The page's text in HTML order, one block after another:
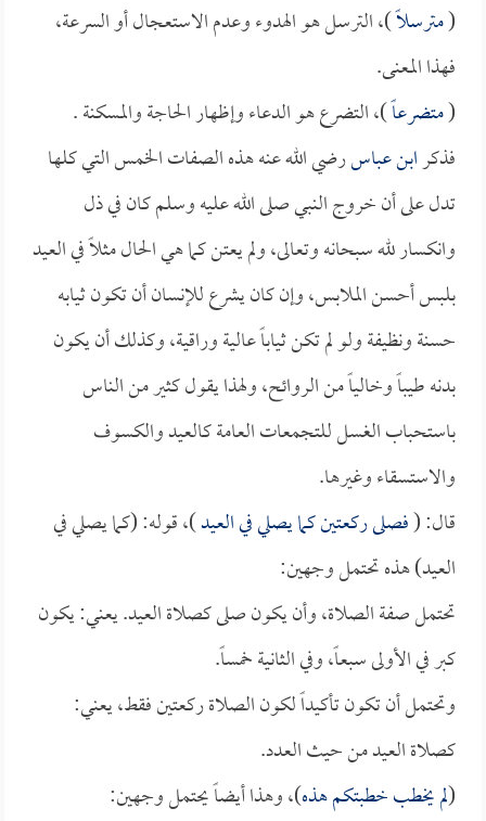
(مترسلاً)، الترسل هو الهدوء وعدم الاستعجال أو السرعة،
فهذا المعنى.
(متضرعاً)، التضرع هو الدعاء وإظهار الحاجة والمسكنة .
فذكرابن عباسرضي الله عنه هذه الصفات الخمس التي كلها
تدل على أن خروج النبي صلى الله عليه وسلم كان في ذل
وانكسار لله سبحانه وتعالى، ولم يعتن كما هي الحال مثلاً في العيد
بلبس أحسن الملابس، وإن كان يشرع للإنسان أن تكون ثيابه
حسنة ونظيفة ولو لم تكن ثياباً عالية وراقية، وكذلك أن يكون
بدنه طيباً وخالياً من الروائح، ولهذا يقول كثير من الناس
باستحباب الغسل للتجمعات العامة كالعيد والكسوف
والاستسقاء وغيرها.
قال: (فصلى ركعتين كما يصلي في العيد)، قوله: (كما يصلي في
العيد) هذه تحتمل وجهين:
تحتمل صفة الصلاة، وأن يكون صلى كصلاة العيد. يعني: يكون
كبر في الأولى سبعاً، وفي الثانية خمساً.
وتحتمل أن تكون تأكيداً لكون الصلاة ركعتين فقط، يعني:
كصلاة العيد من حيث العدد.
(لم يخطب خطبتكم هذه)، وهذا أيضاً يحتمل وجهين: